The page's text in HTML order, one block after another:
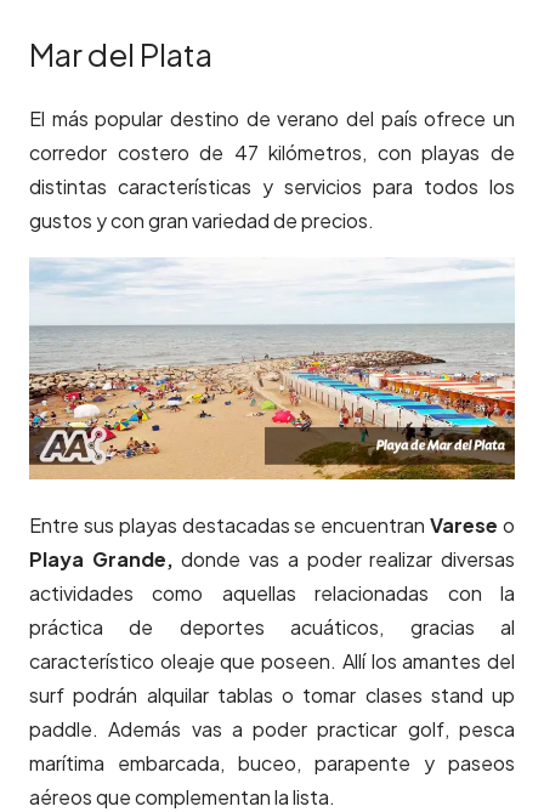
Mar del Plata
El más popular destino de verano del país ofrece un
corredor costero de 47 kilómetros, con playas de
distintas características y servicios para todos los
gustos y con gran variedad de precios.
Entre sus playas destacadas se encuentranVarese o
Playa Grande, donde vas a poder realizar diversas
actividades como aquellas relacionadas con la
práctica de deportes acuáticos, gracias al
característico oleaje que poseen. Allí los amantes del
surf podrán alquilar tablas o tomar clases stand up
paddle. Además vas a poder practicar golf, pesca
marítima embarcada, buceo, parapente y paseos
aéreos que complementan la lista.